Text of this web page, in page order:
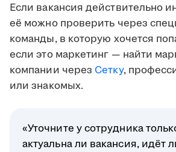
Если вакансия действительно
её можно проверить через
команды, в которую хочется
если это маркетинг — найти
компании через Сетку,
или знакомых.
«Уточните у сотрудника
актуальна ли вакансия, идёт